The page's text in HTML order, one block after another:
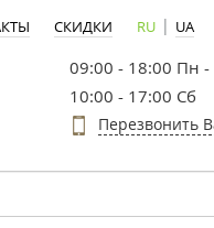
СКИДКИ RU | UA
09:00 - 18:00 Пн -
10:00 - 17:00 Сб
Перезвонить